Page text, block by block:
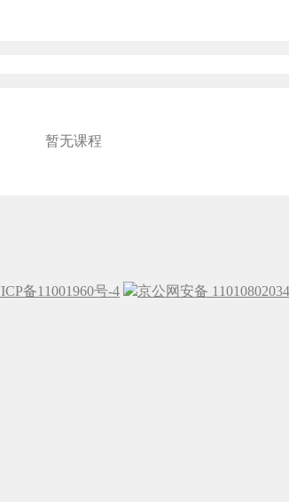
暂无课程
备11001960号-4 京公网安备